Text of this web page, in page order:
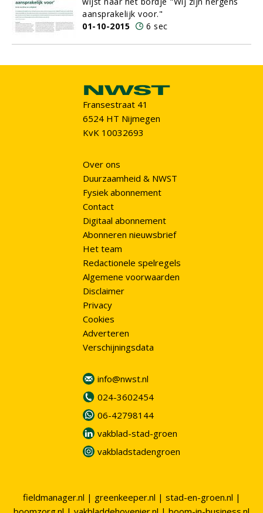
aansprakelijk voor."
01-10-2015
6 sec
Fransestraat 41
6524 HT Nijmegen
KvK 10032693
Over ons
Duurzaamheid & NWST
Fysiek abonnement
Contact
Digitaal abonnement
Abonneren nieuwsbrief
Het team
Redactionele spelregels
Algemene voorwaarden
Disclaimer
Privacy
Cookies
Adverteren
Verschijningsdata
info@nwst.nl
024-3602454
06-42798144
vakblad-stad-groen
vakbladstadengroen
fieldmanager.nl | greenkeeper.nl | stad-en-groen.nl |